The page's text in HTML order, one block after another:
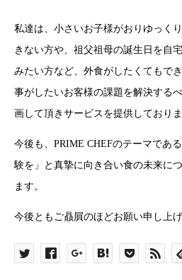
私達は、小さいお子様がおりゆっく
きない方や、祖父祖母の誕生日を自
みたい方など、外食がしたくてもで
事がしたいお客様の課題を解決する
画して頂きサービスを提供しておりま
今後も、PRIME CHEFのテーマであ
験を」と真摯に向き合い食の未来に
ます。
今後ともご贔屓のほどお願い申し上げ